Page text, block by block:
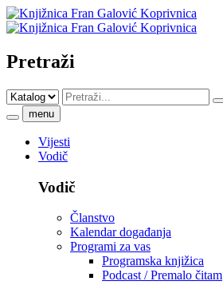
Pretraži
menu
Vijesti
Vodič
Vodič
Članstvo
Kalendar događanja
Programi za vas
Programska knjižica
Podcast / Premalo čitam